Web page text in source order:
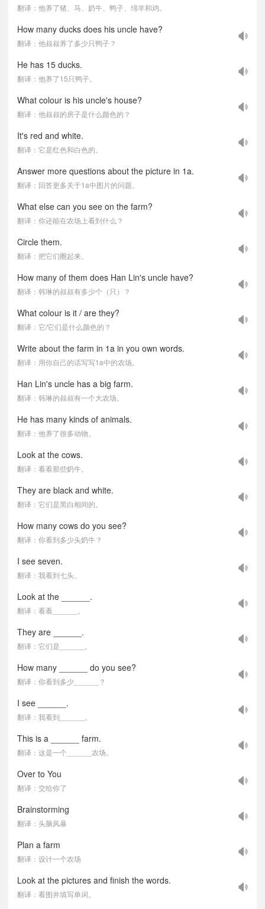
翻译：他养了猪、马、奶牛、鸭子、绵羊和鸡。
How many ducks does his uncle have?
翻译：他叔叔养了多少只鸭子？
He has 15 ducks.
翻译：他养了15只鸭子。
What colour is his uncle's house?
翻译：他叔叔的房子是什么颜色的？
It's red and white.
翻译：它是红色和白色的。
Answer more questions about the picture in 1a.
翻译：回答更多关于1a中图片的问题。
What else can you see on the farm?
翻译：你还能在农场上看到什么？
Circle them.
翻译：把它们圈起来。
How many of them does Han Lin's uncle have?
翻译：韩琳的叔叔有多少个（只）？
What colour is it / are they?
翻译：它/它们是什么颜色的？
Write about the farm in 1a in you own words.
翻译：用你自己的话写写1a中的农场。
Han Lin's uncle has a big farm.
翻译：韩琳的叔叔有一个大农场。
He has many kinds of animals.
翻译：他养了很多动物。
Look at the cows.
翻译：看看那些奶牛。
They are black and white.
翻译：它们是黑白相间的。
How many cows do you see?
翻译：你看到多少头奶牛？
I see seven.
翻译：我看到七头。
Look at the ______.
翻译：看看______。
They are ______.
翻译：它们是______。
How many ______ do you see?
翻译：你看到多少______？
I see ______.
翻译：我看到______。
This is a ______ farm.
翻译：这是一个______农场。
Over to You
翻译：交给你了
Brainstorming
翻译：头脑风暴
Plan a farm
翻译：设计一个农场
Look at the pictures and finish the words.
翻译：看图并填写单词。